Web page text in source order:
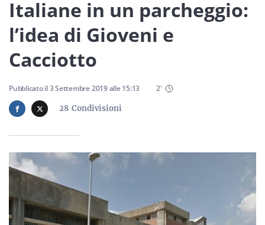
Servizi
Iscriviti
Italiane in un parcheggio:
l’idea di Gioveni e
Cacciotto
28 Condivisioni
Pubblicato il3 Settembre 2019alle15:13 2'